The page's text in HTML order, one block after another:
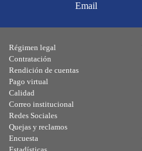
Email
Régimen legal
Contratación
Rendición de cuentas
Pago virtual
Calidad
Correo institucional
Redes Sociales
Quejas y reclamos
Encuesta